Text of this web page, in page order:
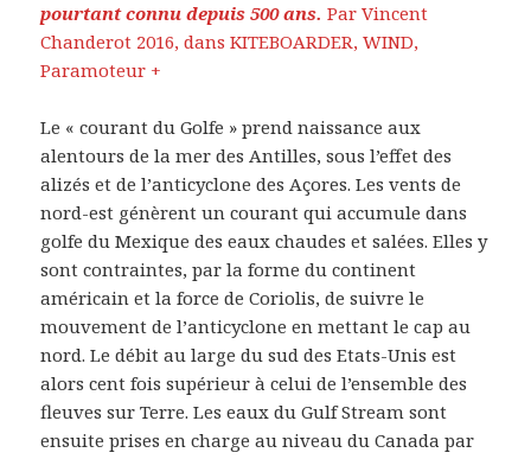
pourtant connu depuis 500 ans. Par Vincent
Chanderot 2016, dans KITEBOARDER, WIND,
Paramoteur +
Le « courant du Golfe » prend naissance aux
alentours de la mer des Antilles, sous l’effet des
alizés et de l’anticyclone des Açores. Les vents de
nord-est génèrent un courant qui accumule dans
golfe du Mexique des eaux chaudes et salées. Elles y
sont contraintes, par la forme du continent
américain et la force de Coriolis, de suivre le
mouvement de l’anticyclone en mettant le cap au
nord. Le débit au large du sud des Etats-Unis est
alors cent fois supérieur à celui de l’ensemble des
fleuves sur Terre. Les eaux du Gulf Stream sont
ensuite prises en charge au niveau du Canada par